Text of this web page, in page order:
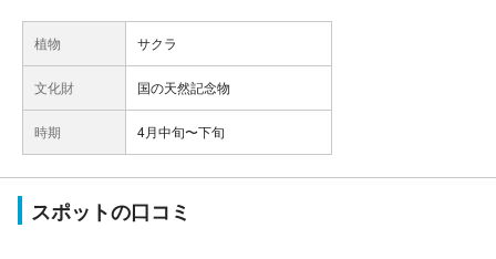
植物 サクラ
文化財 国の天然記念物
時期 4月中旬〜下旬
スポットの口コミ